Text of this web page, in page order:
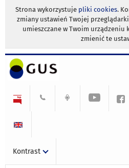
Strona wykorzystuje pliki cookies.
zmiany ustawień Twojej
umieszczane w Twoim urządzeniu
zmienić te
Kontrast